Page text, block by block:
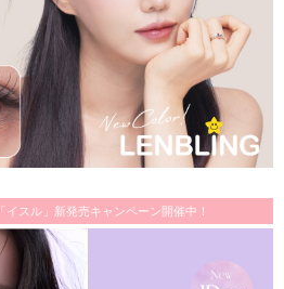
イスル」新発売キャンペーン開催中！